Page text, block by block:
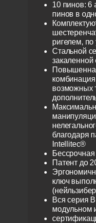
10 пинов: 6
пинов в
ригелем,
Стальной
закаленной
возможных
благодаря
Intellitec®
Патент до
ключ
Вся серия
модульном